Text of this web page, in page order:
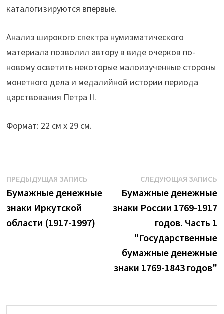
каталогизируются впервые.
Анализ широкого спектра нумизматического
материала позволил автору в виде очерков по-
новому осветить некоторые малоизученные стороны
монетного дела и медалийной истории периода
царствования Петра II.
Формат: 22 см x 29 см.
Навигация
по
записям
ПРЕДЫДУЩАЯ ЗАПИСЬПредыдущая
запись:
Бумажные денежные
знаки Иркутской
области (1917-1997)
СЛЕДУЮЩАЯ ЗАПИСЬ
Бумажные денежные
знаки России 1769-1917
годов. Часть 1
"Государственные
бумажные денежные
знаки 1769-1843 годов"